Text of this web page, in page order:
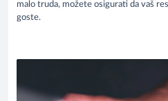
malo truda, možete osigurati da vaš
goste.